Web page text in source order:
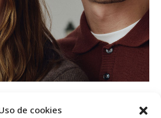
de cookies
presentan una colección